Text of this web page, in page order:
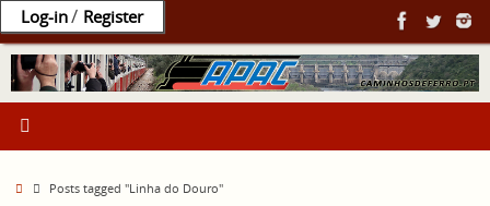
Log-in/ Register
para
conteúdo
HomePosts tagged "Linha do Douro"